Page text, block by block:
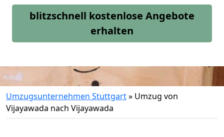
blitzschnell kostenlose Angebote
erhalten
Umzugsunternehmen Stuttgart» Umzug von
Vijayawada nach Vijayawada